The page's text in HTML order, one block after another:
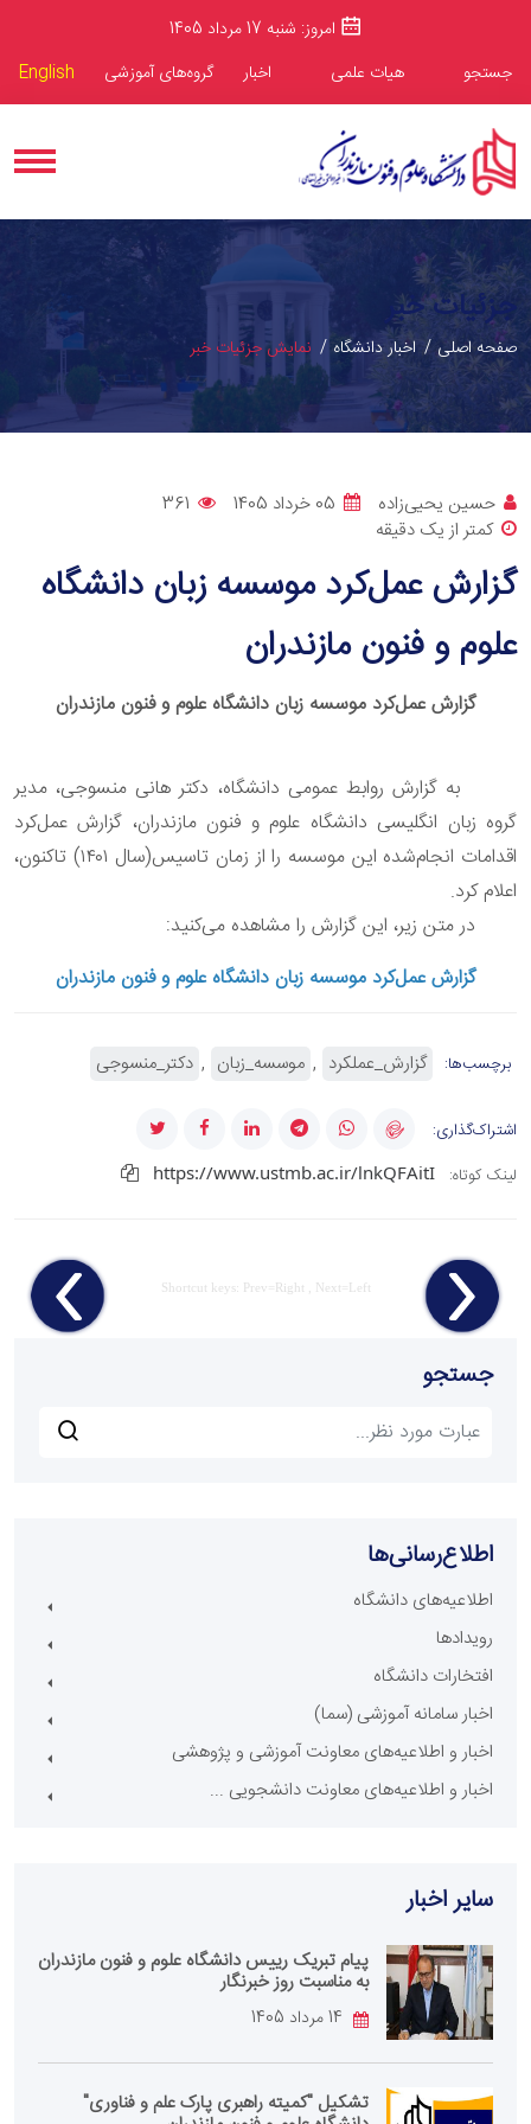
امروز: شنبه 17 مرداد 1405
جستجو
هیات علمی اخبار گروه‌های آموزشی English
جزئیات خبر
صفحه اصلی اخبار دانشگاه نمایش جزئیات خبر
حسین یحیی‌زاده 05 خرداد 1405
361
کمتر از یک دقیقه
گزارش عمل‌کرد موسسه زبان دانشگاه
علوم و فنون مازندران
گزارش عمل‌کرد موسسه زبان دانشگاه علوم و فنون مازندران
به گزارش روابط عمومی دانشگاه، دکتر هانی منسوجی، مدیر
گروه زبان انگلیسی دانشگاه علوم و فنون مازندران، گزارش عمل‌کرد
اقدامات انجام‌شده این موسسه را از زمان تاسیس(سال ۱۴۰۱) تاکنون،
اعلام کرد.
در متن زیر، این گزارش را مشاهده می‌کنید:
گزارش عمل‌کرد موسسه زبان دانشگاه علوم و فنون مازندران
برچسب‌ها: گزارش_عملکرد موسسه_زبان دکتر_منسوجی
اشتراک‌گذاری:
لینک کوتاه:
https://www.ustmb.ac.ir/lnkQFAitI
Shortcut keys: Prev=Right , Next=Left
جستجو
اطلاع‌رسانی‌ها
اطلاعیه‌های دانشگاه
رویدادها
افتخارات دانشگاه
اخبار سامانه آموزشی (سما)
اخبار و اطلاعیه‌های معاونت آموزشی و پژوهشی
اخبار و اطلاعیه‌های معاونت دانشجویی ...
سایر اخبار
پیام تبریک رییس دانشگاه علوم و فنون مازندران
به مناسبت روز خبرنگار
تشکیل "کمیته راهبری پارک علم و فناوری"